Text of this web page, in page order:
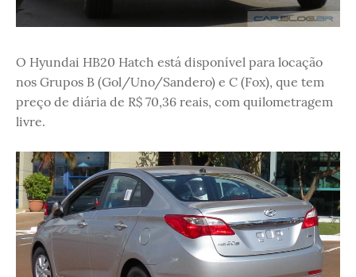
O Hyundai HB20 Hatch está disponível para locação
nos Grupos B (Gol/Uno/Sandero) e C (Fox), que tem
preço de diária de R$ 70,36 reais, com quilometragem
livre.